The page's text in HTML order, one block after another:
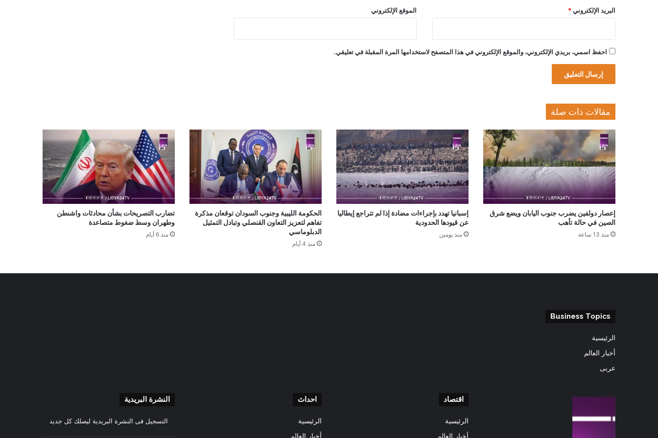
البريد الإلكتروني * الموقع الإلكتروني
احفظ اسمي، بريدي الإلكتروني، والموقع الإلكتروني في هذا المتصفح لاستخدامها المرة المقبلة في تعليقي.
مقالات ذات صلة
إعصار دولفين يضرب جنوب اليابان ويضع شرق
الصين في حالة تأهب
منذ 13 ساعة
إسبانيا تهدد بإجراءات مضادة إذا لم تتراجع إيطاليا
عن قيودها الحدودية
منذ يومين
الحكومة الليبية وجنوب السودان توقعان مذكرة
تفاهم لتعزيز التعاون القنصلي وتبادل التمثيل
الدبلوماسي
منذ 4 أيام
تضارب التصريحات بشأن محادثات واشنطن
وطهران وسط ضغوط متصاعدة
منذ 6 أيام
Business Topics
الرئيسية
أخبار العالم
عربى
اقتصاد
الرئيسية
أخبار العالم
احداث
الرئيسية
أخبار العالم
النشرة البريدية
التسجيل فى النشرة البريدية ليصلك كل جديد